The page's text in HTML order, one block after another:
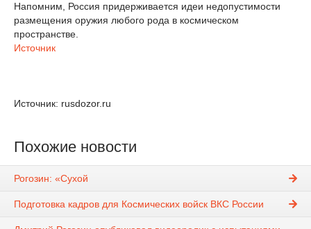
Напомним, Россия придерживается идеи недопустимости
размещения оружия любого рода в космическом
пространстве.
Источник
Источник: rusdozor.ru
Похожие новости
Рогозин: «Сухой
Подготовка кадров для Космических войск ВКС России